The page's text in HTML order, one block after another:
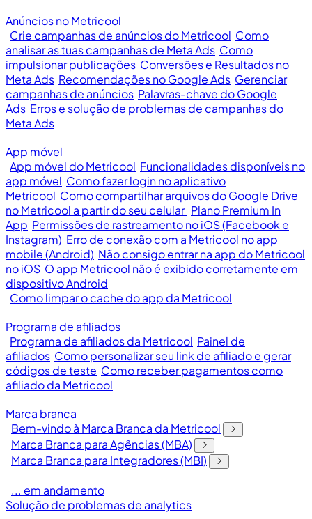
Anúncios no Metricool
Crie campanhas de anúncios do Metricool Como
analisar as tuas campanhas de Meta Ads Como
impulsionar publicações Conversões e Resultados no
Meta Ads Recomendações no Google Ads Gerenciar
campanhas de anúncios Palavras-chave do Google
Ads Erros e solução de problemas de campanhas do
Meta Ads
App móvel
App móvel do Metricool Funcionalidades disponíveis no
app móvel Como fazer login no aplicativo
Metricool Como compartilhar arquivos do Google Drive
no Metricool a partir do seu celular Plano Premium In
App Permissões de rastreamento no iOS (Facebook e
Instagram) Erro de conexão com a Metricool no app
mobile (Android) Não consigo entrar na app do Metricool
no iOS O app Metricool não é exibido corretamente em
dispositivo Android
Como limpar o cache do app da Metricool
Programa de afiliados
Programa de afiliados da Metricool Painel de
afiliados Como personalizar seu link de afiliado e gerar
códigos de teste Como receber pagamentos como
afiliado da Metricool
Marca branca
Bem-vindo à Marca Branca da Metricool
Marca Branca para Agências (MBA)
Marca Branca para Integradores (MBI)
... em andamento
Solução de problemas de analytics